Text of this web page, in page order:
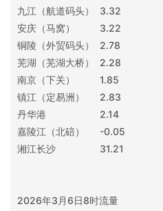
九江（航道码头）
3.32
安庆（马窝）
3.22
铜陵（外贸码头）
2.78
芜湖（芜湖大桥）
2.28
南京（下关）
1.85
镇江（定易洲）
2.83
丹华港
2.14
嘉陵江（北碚）
-0.05
湘江长沙
31.21
2026年3月6日8时流量